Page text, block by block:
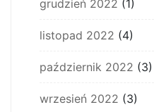
grudzień 2022 (1)
listopad 2022 (4)
październik 2022 (3)
wrzesień 2022 (3)